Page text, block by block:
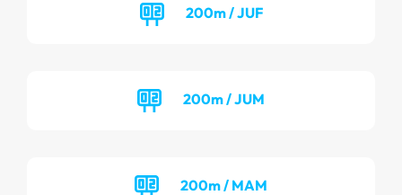
200m / JUF
200m / JUM
200m / MAM